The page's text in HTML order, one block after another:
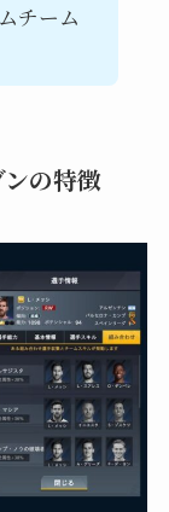
チーム
の特徴